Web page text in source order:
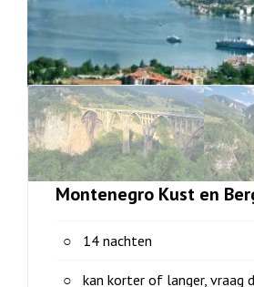
Montenegro Kust en
14 nachten
kan korter of langer, vraag